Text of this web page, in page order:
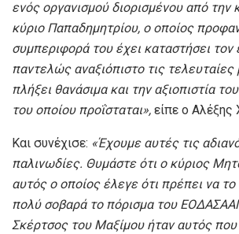
ενός οργανισμού διορισμένου από την
κύριο Παπαδημητρίου, ο οποίος
συμπεριφορά του έχει καταστήσει τον
παντελώς αναξιόπιστο τις τελευταίες
πλήξει θανάσιμα και την αξιοπιστία
του οποίου προΐσταται», είπε ο Αλέξης
Και συνέχισε: «Έχουμε αυτές τις
παλινωδίες. Θυμάστε ότι ο κύριος
αυτός ο οποίος έλεγε ότι πρέπει να
πολύ σοβαρά το πόρισμα του
Σκέρτσος του Μαξίμου ήταν αυτός που